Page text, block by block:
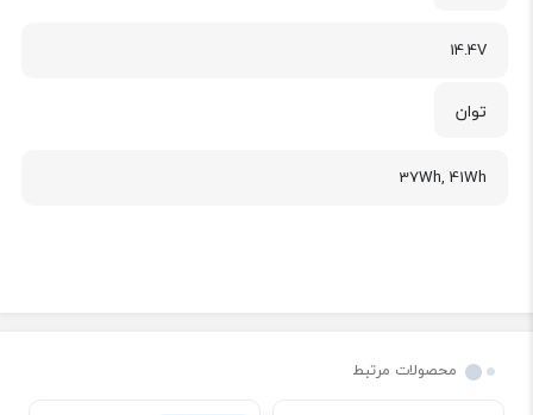
14.4V
توان
37Wh, 41Wh
محصولات مرتبط